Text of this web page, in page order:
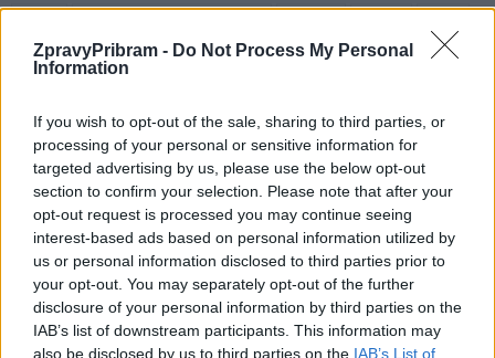
ZpravyPribram - Do Not Process My Personal
Information
If you wish to opt-out of the sale, sharing to third parties, or
processing of your personal or sensitive information for
targeted advertising by us, please use the below opt-out
section to confirm your selection. Please note that after your
opt-out request is processed you may continue seeing
interest-based ads based on personal information utilized by
us or personal information disclosed to third parties prior to
your opt-out. You may separately opt-out of the further
disclosure of your personal information by third parties on the
IAB’s list of downstream participants. This information may
also be disclosed by us to third parties on the IAB’s List of
Praha
Pražská integrovaná doprava Příbram příjezd
spoje
změna
Předchozí článek
Obecničtí hasiči předvedli svůj
um při likvidaci požáru
Následující článek
Dárci krve si převzali Jánského